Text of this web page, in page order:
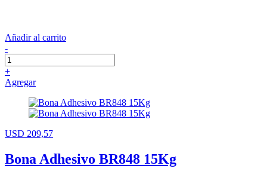
Añadir al carrito
-
+
Agregar
USD 209,57
Bona Adhesivo BR848 15Kg